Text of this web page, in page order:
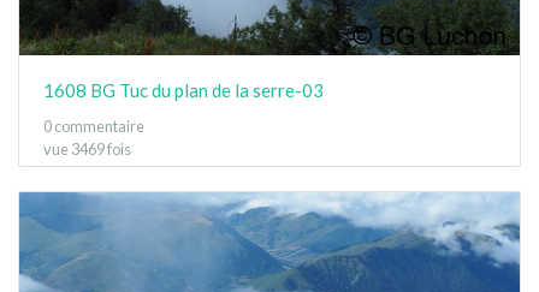
1608 BG Tuc du plan de la serre-03
0 commentaire
vue 3469 fois